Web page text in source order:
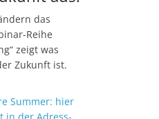
das
Reihe
zeigt was
Zukunft ist.